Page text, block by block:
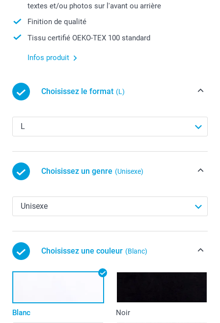
textes et/ou photos sur l'avant ou arrière
Finition de qualité
Tissu certifié OEKO-TEX 100 standard
Infos produit
Choisissez le format (L)
Choisissez un genre (Unisexe)
Choisissez une couleur (Blanc)
Blanc Noir